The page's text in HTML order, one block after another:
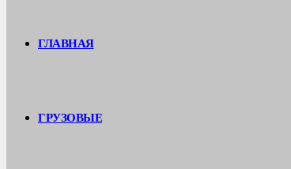
ГЛАВНАЯ
ГРУЗОВЫЕ